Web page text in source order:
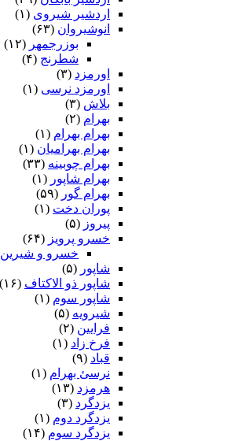
اردشیر شیروی (۱)
انوشیروان (۶۳)
بوزرجمهر (۱۲)
شطرنج (۴)
اورمزد (۳)
اورمزد نرسى‏ (۱)
بلاش (۳)
بهرام (۲)
بهرام بهرام (۱)
بهرام بهرامیان‏ (۱)
بهرام چوبینه (۳۳)
بهرام شاپور (۱)
بهرام گور (۵۹)
پوران دخت (۱)
پیروز (۵)
خسرو پرویز (۶۴)
خسرو و شیرین
شاپور (۵)
شاپور ذو الاکتاف (۱۶)
شاپور سوم‏ (۱)
شیرویه (۵)
فرایین (۲)
فرخ زاد (۱)
قباد (۹)
نرسئ بهرام‏ (۱)
هرمزد (۱۳)
یزدگرد (۳)
یزدگرد دوم (۱)
یزدگرد سوم (۱۴)